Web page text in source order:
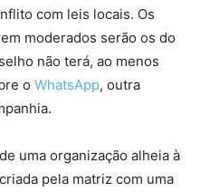
com leis locais. Os
moderados serão os do
não terá, ao menos
o WhatsApp, outra
uma organização alheia à
pela matriz com uma